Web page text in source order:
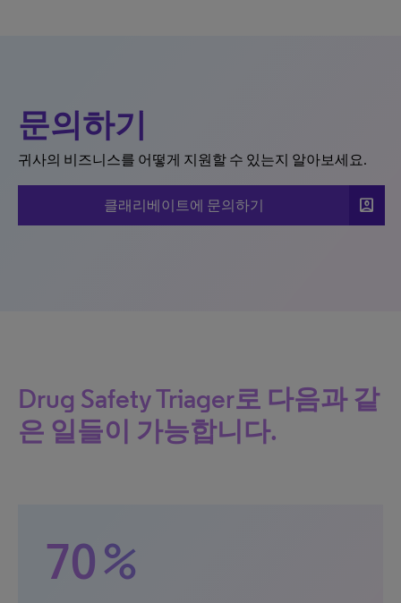
문의하기
귀사의 비즈니스를 어떻게 지원할 수 있는지 알아보세요.
클래리베이트에 문의하기 account_box
Drug Safety Triager로 다음과 같
은 일들이 가능합니다.
70 %